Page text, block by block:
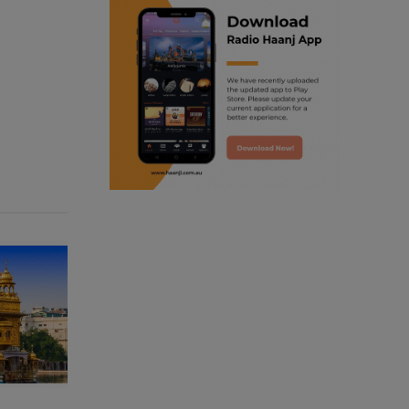
ranjodh singh
radio haanji updates
punjabi podcast australia
punjabi kahani